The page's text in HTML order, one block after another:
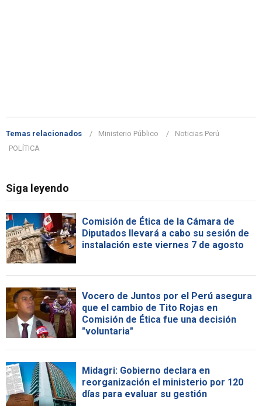
Temas relacionados Ministerio Público
Noticias Perú
POLÍTICA
Siga leyendo
Comisión de Ética de la Cámara de
Diputados llevará a cabo su sesión de
instalación este viernes 7 de agosto
Vocero de Juntos por el Perú asegura
que el cambio de Tito Rojas en
Comisión de Ética fue una decisión
"voluntaria"
Midagri: Gobierno declara en
reorganización el ministerio por 120
días para evaluar su gestión